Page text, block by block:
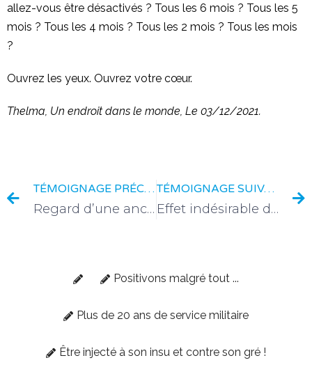
allez-vous être désactivés ? Tous les 6 mois ? Tous les 5
mois ? Tous les 4 mois ? Tous les 2 mois ? Tous les mois
?
Ouvrez les yeux. Ouvrez votre cœur.
Thelma, Un endroit dans le monde, Le 03/12/2021.
TÉMOIGNAGE PRÉCÉDENT
Regard d’une ancienne soignante
TÉMOIGNAGE SUIVANT
Effet indésirable de l’injection Pfizer
Positivons malgré tout ...
Plus de 20 ans de service militaire
Être injecté à son insu et contre son gré !